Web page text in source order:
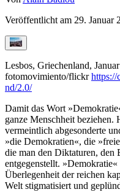
Veröffentlicht am 29. Januar
Lesbos, Griechenland,
fotomovimiento/flickrhttps://
nd/2.0/
Damit das Wort
ganze Menschheit beziehen.
vermeintlich abgesonderte
»die Demokratien«, die
die man den Diktaturen, den
entgegenstellt.
Überlegenheit der reichen
Welt stigmatisiert und